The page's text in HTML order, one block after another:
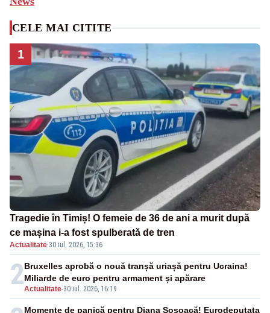
CELE MAI CITITE
1
Tragedie în Timiș! O femeie de 36 de ani a murit după
ce mașina i-a fost spulberată de tren
Actualitate·30 iul. 2026, 15:36
2Actualitate-30 iul. 2026, 16:19
Bruxelles aprobă o nouă tranșă uriașă pentru Ucraina!
Miliarde de euro pentru armament și apărare
Momente de panică pentru Diana Șoșoacă! Eurodeputata